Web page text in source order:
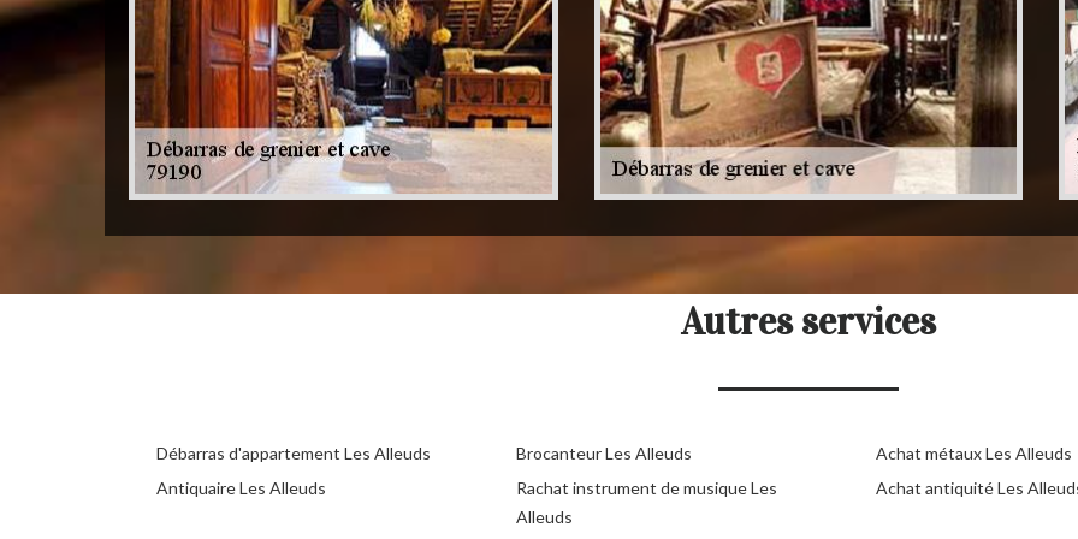
Autres services
Débarras d'appartement Les Alleuds
Antiquaire Les Alleuds
Brocanteur Les Alleuds
Rachat instrument de musique Les
Alleuds
Achat métaux Les Alleuds
Achat antiquité Les